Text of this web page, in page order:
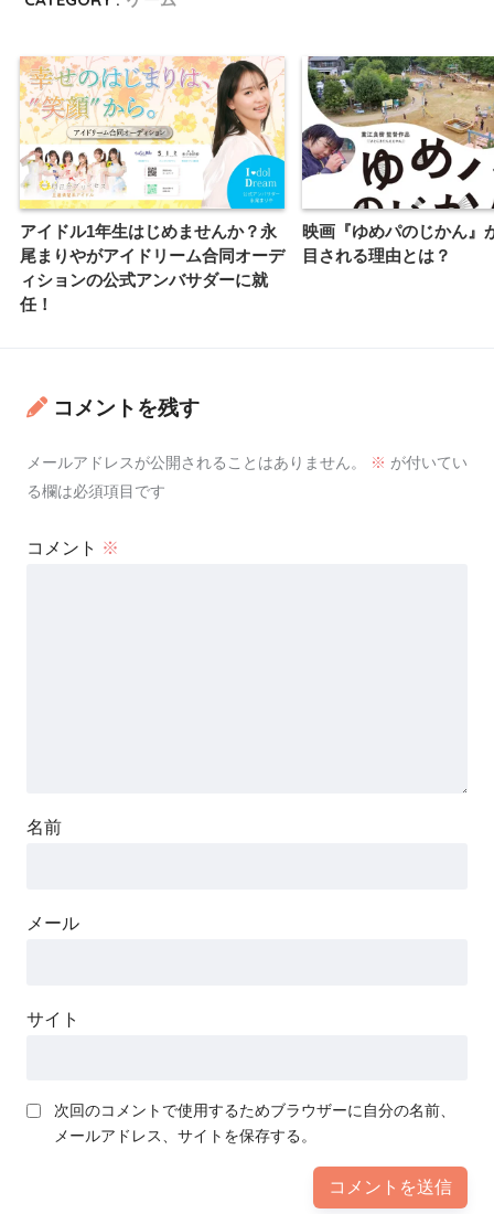
アイドル1年生はじめませんか？永
尾まりやがアイドリーム合同オーデ
ィションの公式アンバサダーに就
任！
映画『ゆめパのじかん』
目される理由とは？
コメントを残す
メールアドレスが公開されることはありません。 ※ が付いてい
る欄は必須項目です
コメント ※
名前
メール
サイト
次回のコメントで使用するためブラウザーに自分の名前、
メールアドレス、サイトを保存する。